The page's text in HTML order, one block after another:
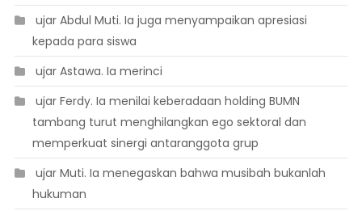
 ujar Abdul Muti. Ia juga menyampaikan apresiasi
kepada para siswa
 ujar Astawa. Ia merinci
 ujar Ferdy. Ia menilai keberadaan holding BUMN
tambang turut menghilangkan ego sektoral dan
memperkuat sinergi antaranggota grup
 ujar Muti. Ia menegaskan bahwa musibah bukanlah
hukuman